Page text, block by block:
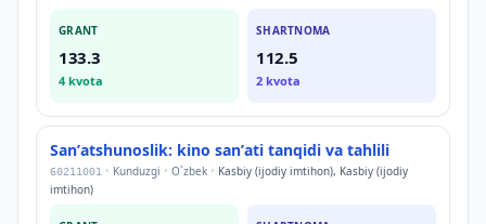
GRANT
133.3
4kvota
SHARTNOMA
112.5
2 kvota
Sanʼatshunoslik: kino sanʼati tanqidi va tahlili
60211001 • Kunduzgi • O`zbek • Kasbiy (ijodiy imtihon), Kasbiy (ijodiy
imtihon)